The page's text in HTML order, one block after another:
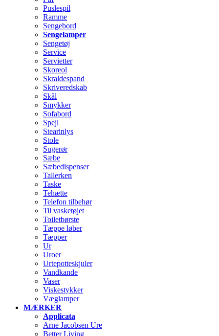
Puslespil
Ramme
Sengebord
Sengelamper
Sengetøj
Service
Servietter
Skoreol
Skraldespand
Skriveredskab
Skål
Smykker
Sofabord
Spejl
Stearinlys
Stole
Sugerør
Sæbe
Sæbedispenser
Tallerken
Taske
Tehætte
Telefon tilbehør
Til vasketøjet
Toiletbørste
Tæppe løber
Tæpper
Ur
Uroer
Urtepotteskjuler
Vandkande
Vaser
Viskestykker
Væglamper
MÆRKER
Applicata
Arne Jacobsen Ure
Better Living